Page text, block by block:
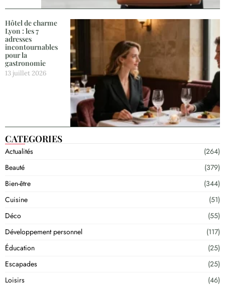
Hôtel de charme
Lyon : les 7
adresses
incontournables
pour la
gastronomie
13 juillet 2026
CATEGORIES
Actualités
(264)
Beauté
(379)
Bien-être
(344)
Cuisine
(51)
Déco
(55)
Développement personnel
(117)
Éducation
(25)
Escapades
(25)
Loisirs
(46)